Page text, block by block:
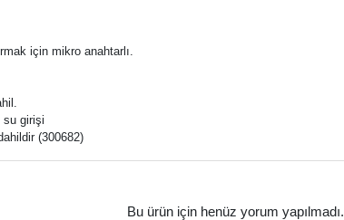
için mikro anahtarlı.
su girişi
(300682)
Bu ürün için henüz yorum yapılmadı.